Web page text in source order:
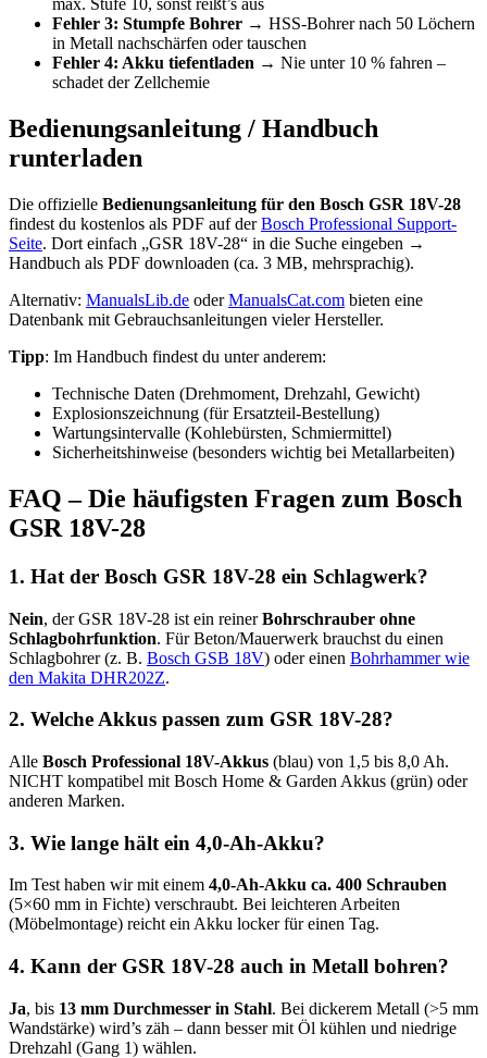
max. Stufe 10, sonst reißt’s aus
Fehler 3: Stumpfe Bohrer → HSS-Bohrer nach 50 Löchern
in Metall nachschärfen oder tauschen
Fehler 4: Akku tiefentladen → Nie unter 10 % fahren –
schadet der Zellchemie
Bedienungsanleitung / Handbuch
runterladen
Die offizielle Bedienungsanleitung für den Bosch GSR 18V-28
findest du kostenlos als PDF auf derBosch Professional Support-
Seite. Dort einfach „GSR 18V-28“ in die Suche eingeben →
Handbuch als PDF downloaden (ca. 3 MB, mehrsprachig).
Alternativ: ManualsLib.de oderManualsCat.com bieten eine
Datenbank mit Gebrauchsanleitungen vieler Hersteller.
Tipp: Im Handbuch findest du unter anderem:
Technische Daten (Drehmoment, Drehzahl, Gewicht)
Explosionszeichnung (für Ersatzteil-Bestellung)
Wartungsintervalle (Kohlebürsten, Schmiermittel)
Sicherheitshinweise (besonders wichtig bei Metallarbeiten)
FAQ – Die häufigsten Fragen zum Bosch
GSR 18V-28
1. Hat der Bosch GSR 18V-28 ein Schlagwerk?
Nein, der GSR 18V-28 ist ein reinerBohrschrauber ohne
Schlagbohrfunktion. Für Beton/Mauerwerk brauchst du einen
Schlagbohrer (z. B. Bosch GSB 18V) oder einen Bohrhammer wie
den Makita DHR202Z.
2. Welche Akkus passen zum GSR 18V-28?
Alle Bosch Professional 18V-Akkus (blau) von 1,5 bis 8,0 Ah.
NICHT kompatibel mit Bosch Home & Garden Akkus (grün) oder
anderen Marken.
3. Wie lange hält ein 4,0-Ah-Akku?
Im Test haben wir mit einem 4,0-Ah-Akku ca. 400 Schrauben
(5×60 mm in Fichte) verschraubt. Bei leichteren Arbeiten
(Möbelmontage) reicht ein Akku locker für einen Tag.
4. Kann der GSR 18V-28 auch in Metall bohren?
Ja, bis 13 mm Durchmesser in Stahl. Bei dickerem Metall (>5 mm
Wandstärke) wird’s zäh – dann besser mit Öl kühlen und niedrige
Drehzahl (Gang 1) wählen.